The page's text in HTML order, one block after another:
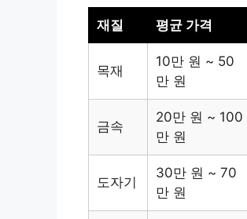
재질 평균 가격
목재
10만 원 ~ 50
만 원
금속
20만 원 ~ 100
만 원
도자기
30만 원 ~ 70
만 원